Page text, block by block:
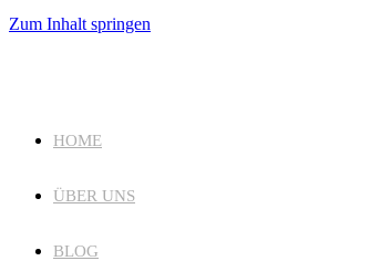
Zum Inhalt springen
HOME
ÜBER UNS
BLOG